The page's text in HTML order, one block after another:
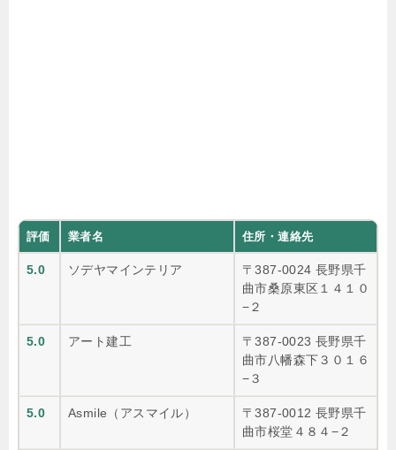
評価 業者名 住所・連絡先
5.0 ソデヤマインテリア
〒387-0024 長野県千
曲市桑原東区１４１０
−２
5.0 アート建工
〒387-0023 長野県千
曲市八幡森下３０１６
−３
5.0 Asmile（アスマイル）
〒387-0012 長野県千
曲市桜堂４８４−２